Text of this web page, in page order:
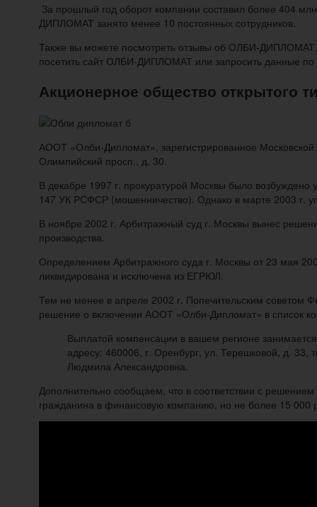
За прошлый год оборот компании составил более 404
ДИПЛОМАТ занято менее 10 постоянных сотрудников.
Также вы можете посмотреть отзывы об ОЛБИ-
посетить сайт ОЛБИ-ДИПЛОМАТ или запросить данные
Акционерное общество открытого
АООТ «Олби-Дипломат», зарегистрированное Московской
Олимпийский просп., д. 30.
В декабре 1997 г. прокуратурой Москвы было возбуждено
147 УК РСФСР (мошенничество). Однако в марте 2003 г.
В ноябре 2002 г. Арбитражный суд г. Москвы вынес
производства.
Определением Арбитражного суда г. Москвы от 23 мая
ликвидирована и исключена из ЕГРЮЛ.
Тем не менее в апреле 2002 г. Попечительским советом
решение о включении АООТ «Олби-Дипломат» в список
Выплатой компенсации в вашем регионе
адресу: 460006, г. Оренбург, ул. Терешковой, д.
Людмила Александровна.
Дополнительно сообщаем, что в соответствии с
гражданина в финансовую компанию, но не более 15 000